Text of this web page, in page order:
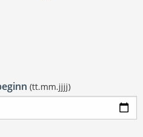
(tt.mm.jjjj)